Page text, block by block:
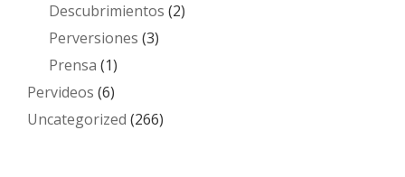
Descubrimientos (2)
Perversiones (3)
Prensa (1)
Pervideos (6)
Uncategorized (266)